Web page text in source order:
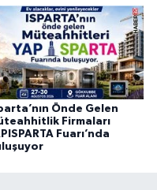
Önde Gelen
Firmaları
Fuarı’nda